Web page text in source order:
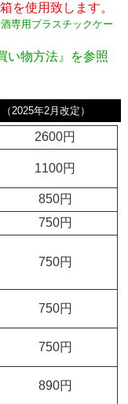
を使用致します。
専用プラスチックケー
い物方法』を参照
（2025年2月改定）
2600円
1100円
850円
750円
750円
750円
750円
890円